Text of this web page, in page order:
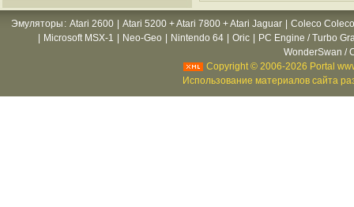
Эмуляторы : Atari 2600 Atari 5200 + Atari 7800 + Atari Jaguar
Coleco
Microsoft MSX-1 Neo-Geo Nintendo 64 Oric
PC Engine / Turbo
WonderSwan /
Copyright © 2006-2026 Portal
Использование материалов сайта